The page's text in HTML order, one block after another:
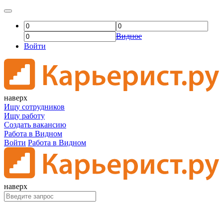
Видное
Войти
наверх
Ищу сотрудников
Ищу работу
Создать вакансию
Работа в Видном
Войти Работа в Видном
наверх